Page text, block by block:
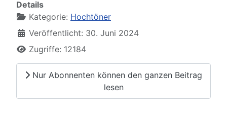
Details
Kategorie: Hochtöner
Veröffentlicht: 30. Juni 2024
Zugriffe: 12184
Nur Abonnenten können den ganzen Beitrag
lesen